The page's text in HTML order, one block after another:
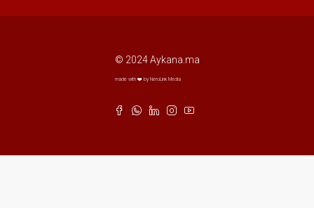
© 2024 Aykana.ma
made with ❤️ by NeroLink Media